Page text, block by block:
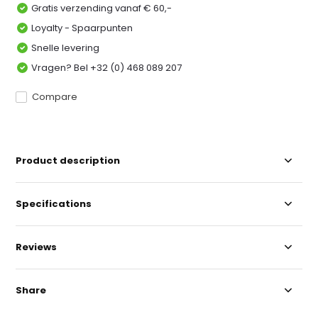
Gratis verzending vanaf € 60,-
Loyalty - Spaarpunten
Snelle levering
Vragen? Bel +32 (0) 468 089 207
Compare
Product description
Specifications
Reviews
Share